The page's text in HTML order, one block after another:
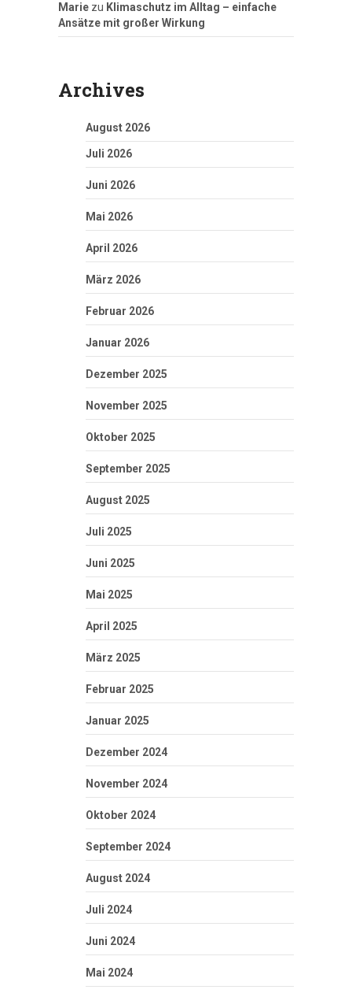
Marie zu Klimaschutz im Alltag – einfache
Ansätze mit großer Wirkung
Archives
August 2026
Juli 2026
Juni 2026
Mai 2026
April 2026
März 2026
Februar 2026
Januar 2026
Dezember 2025
November 2025
Oktober 2025
September 2025
August 2025
Juli 2025
Juni 2025
Mai 2025
April 2025
März 2025
Februar 2025
Januar 2025
Dezember 2024
November 2024
Oktober 2024
September 2024
August 2024
Juli 2024
Juni 2024
Mai 2024